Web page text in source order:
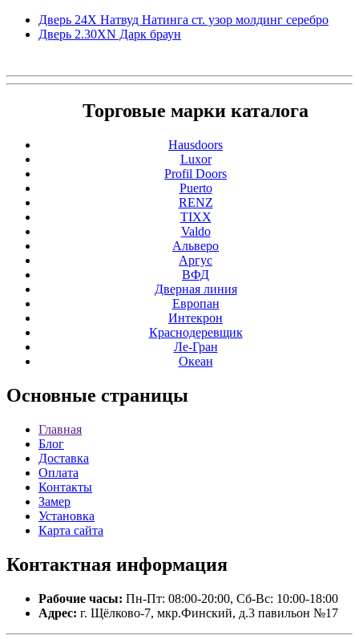
Дверь 24Х Натвуд Натинга ст. узор молдинг серебро
Дверь 2.30ХN Дарк браун
Торговые марки каталога
Hausdoors
Luxor
Profil Doors
Puerto
RENZ
TIXX
Valdo
Альверо
Аргус
ВФД
Дверная линия
Европан
Интекрон
Краснодеревщик
Ле-Гран
Океан
Основные страницы
Главная
Блог
Доставка
Оплата
Контакты
Замер
Установка
Карта сайта
Контактная информация
Рабочие часы: Пн-Пт: 08:00-20:00, Сб-Вс: 10:00-18:00
Адрес: г. Щёлково-7, мкр.Финский, д.3 павильон №17